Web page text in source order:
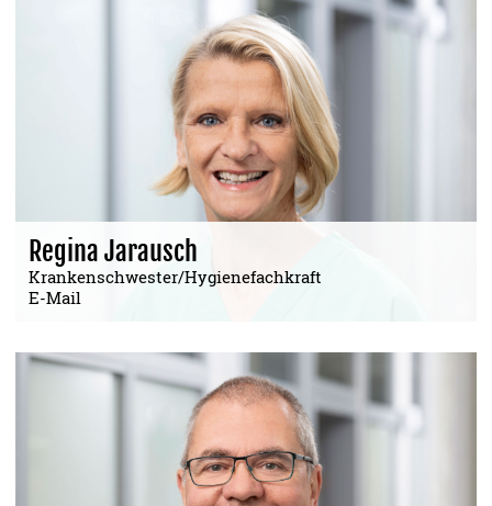
Regina Jarausch
Krankenschwester/Hygienefachkraft
E-Mail